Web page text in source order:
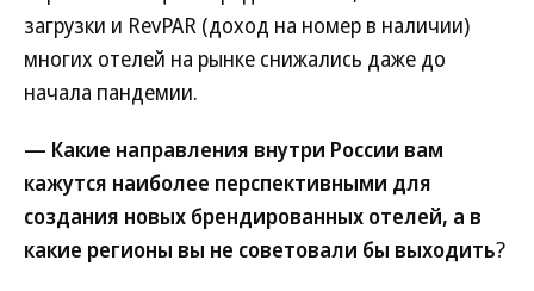
загрузки и RevPAR (доход на номер в наличии)
многих отелей на рынке снижались даже до
начала пандемии.
— Какие направления внутри России вам
кажутся наиболее перспективными для
создания новых брендированных отелей, а в
какие регионы вы не советовали бы выходить?